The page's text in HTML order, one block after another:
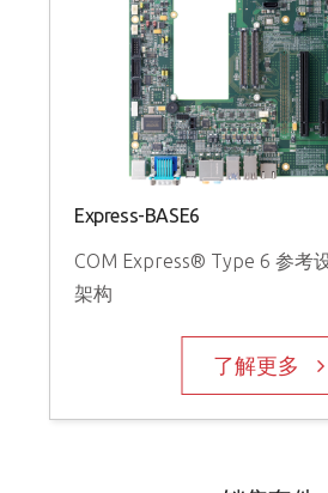
Express-BASE6
COM Express® Type 6 参考
架构
了解更多